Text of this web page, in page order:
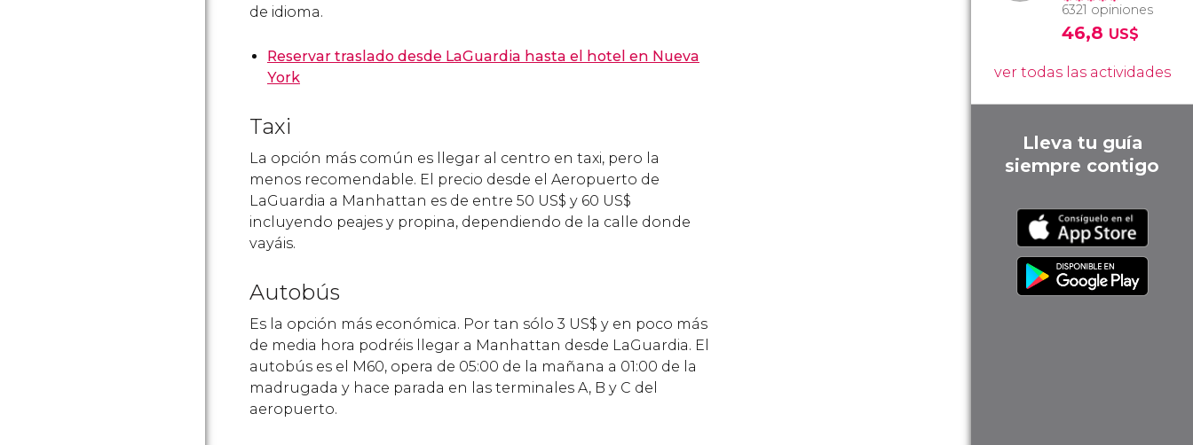
de idioma.
Reservar traslado desde LaGuardia hasta el hotel en Nueva
York
Taxi
La opción más común es llegar al centro en taxi, pero la
menos recomendable. El precio desde el Aeropuerto de
LaGuardia a Manhattan es de entre 50 US$ y 60 US$
incluyendo peajes y propina, dependiendo de la calle donde
vayáis.
Autobús
Es la opción más económica. Por tan sólo 3 US$ y en poco más
de media hora podréis llegar a Manhattan desde LaGuardia. El
autobús es el M60, opera de 05:00 de la mañana a 01:00 de la
madrugada y hace parada en las terminales A, B y C del
aeropuerto.
6321 opiniones
46,8 US$
ver todas las actividades
Lleva tu guía
siempre contigo